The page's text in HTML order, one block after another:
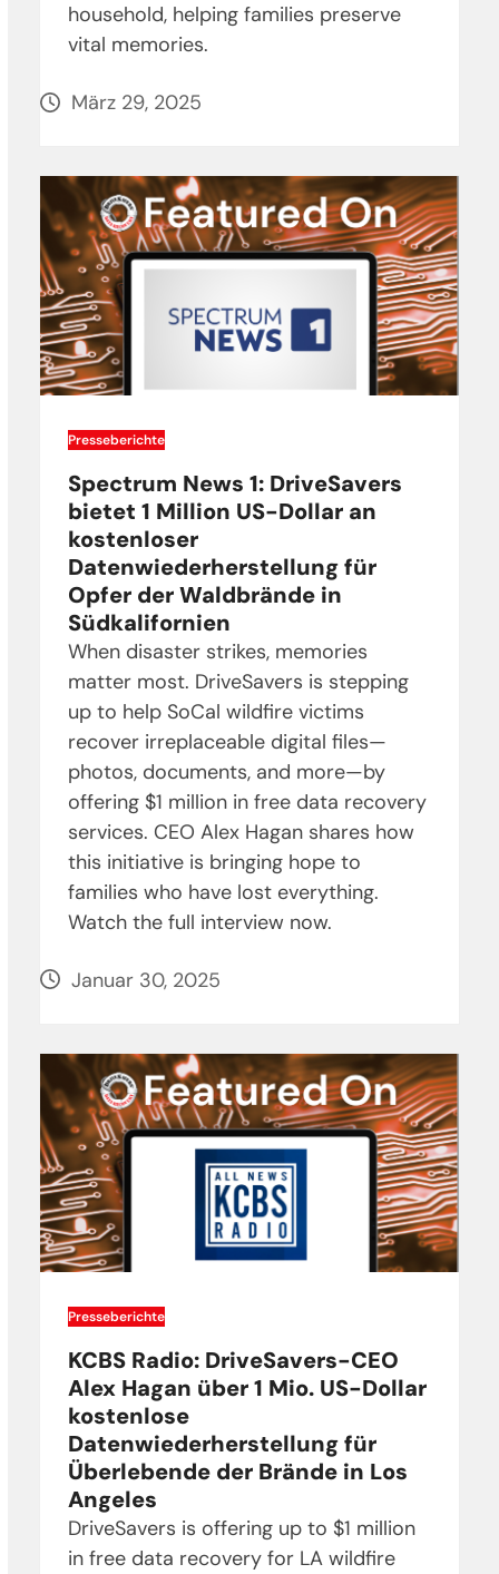
household, helping families preserve
vital memories.
März 29, 2025
Presseberichte
Spectrum News 1: DriveSavers
bietet 1 Million US-Dollar an
kostenloser
Datenwiederherstellung für
Opfer der Waldbrände in
Südkalifornien
When disaster strikes, memories
matter most. DriveSavers is stepping
up to help SoCal wildfire victims
recover irreplaceable digital files—
photos, documents, and more—by
offering $1 million in free data recovery
services. CEO Alex Hagan shares how
this initiative is bringing hope to
families who have lost everything.
Watch the full interview now.
Januar 30, 2025
Presseberichte
KCBS Radio: DriveSavers-CEO
Alex Hagan über 1 Mio. US-Dollar
kostenlose
Datenwiederherstellung für
Überlebende der Brände in Los
Angeles
DriveSavers is offering up to $1 million
in free data recovery for LA wildfire